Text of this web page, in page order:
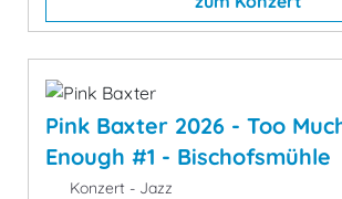
Pink Baxter 2026 - Too
Enough #1 - Bischofsmühle
Konzert - Jazz